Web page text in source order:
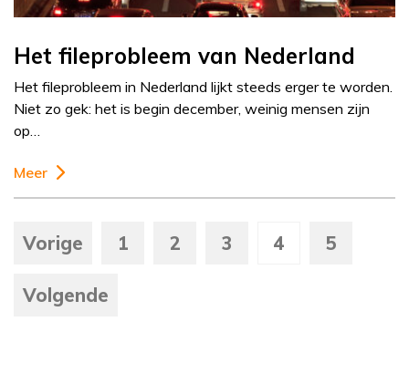
Het fileprobleem van Nederland
Het fileprobleem in Nederland lijkt steeds erger te worden.
Niet zo gek: het is begin december, weinig mensen zijn
op…
Meer
Vorige 1 2 3 4 5
Volgende